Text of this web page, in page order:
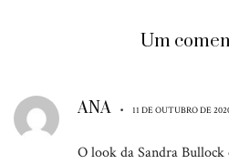
Um
ANA • 11 DE OUTUBRO DE
O look da Sandra